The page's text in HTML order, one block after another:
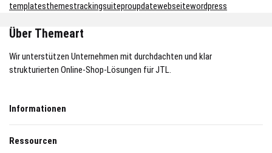
templatesthemestrackingsuiteproupdatewebseitewordpress
Über Themeart
Wir unterstützen Unternehmen mit durchdachten und klar
strukturierten Online-Shop-Lösungen für JTL.
Informationen
Ressourcen